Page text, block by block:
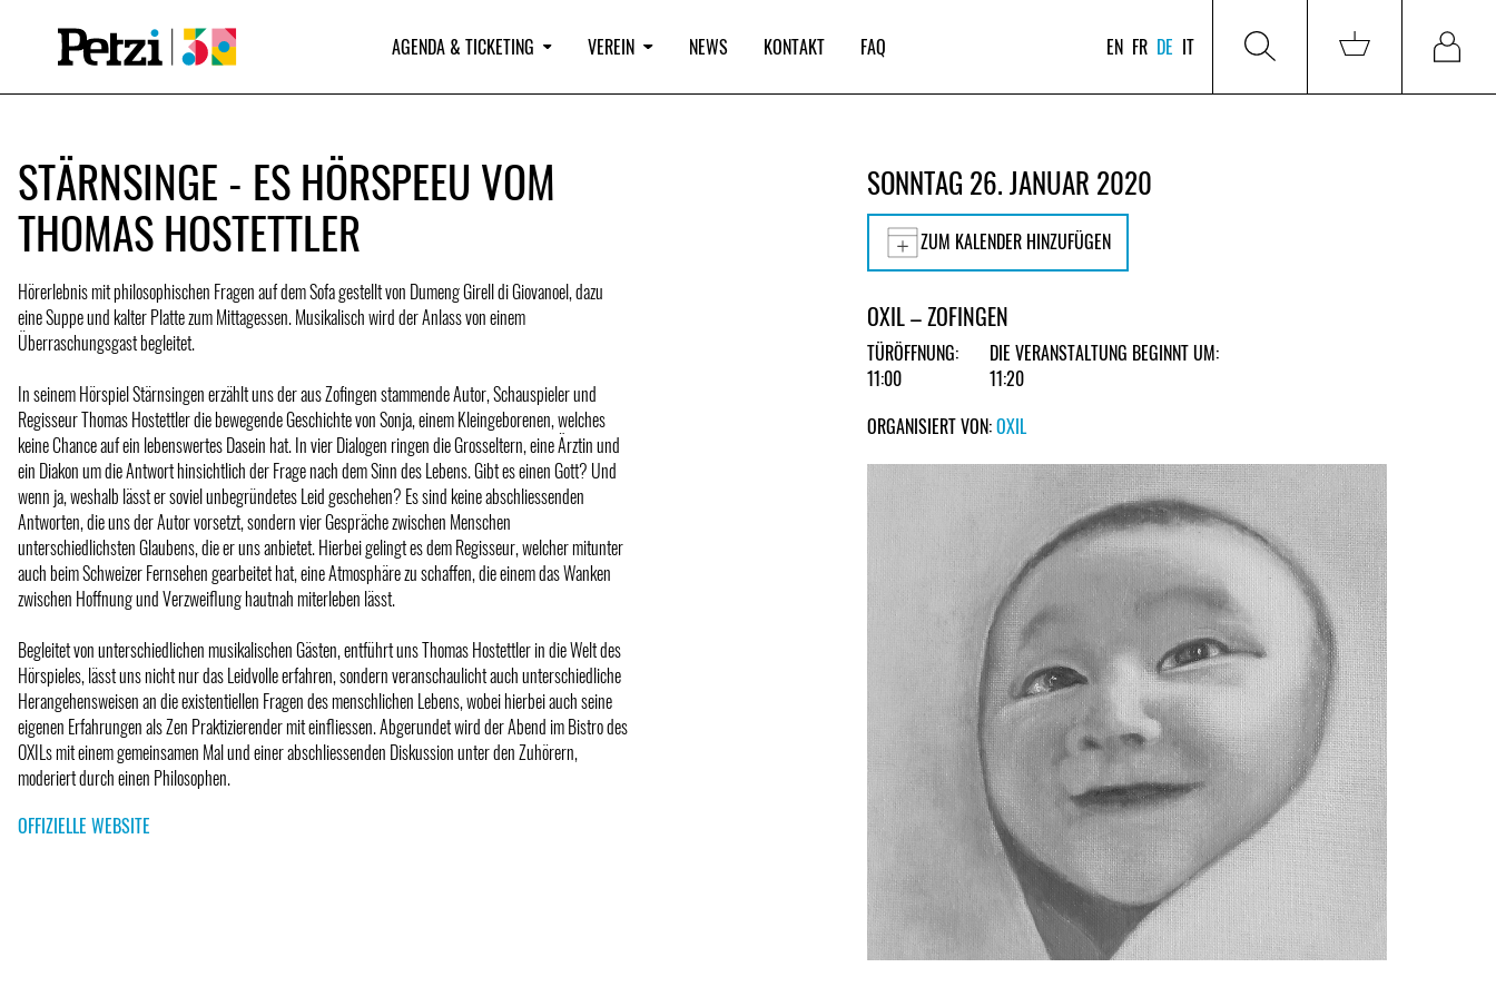
AGENDA & TICKETING VEREIN NEWS KONTAKT FAQ EN FR DE IT
STÄRNSINGE - ES HÖRSPEEU VOM
THOMAS HOSTETTLER
Hörerlebnis mit philosophischen Fragen auf dem Sofa gestellt von Dumeng Girell di Giovanoel, dazu
eine Suppe und kalter Platte zum Mittagessen. Musikalisch wird der Anlass von einem
Überraschungsgast begleitet.
In seinem Hörspiel Stärnsingen erzählt uns der aus Zofingen stammende Autor, Schauspieler und
Regisseur Thomas Hostettler die bewegende Geschichte von Sonja, einem Kleingeborenen, welches
keine Chance auf ein lebenswertes Dasein hat. In vier Dialogen ringen die Grosseltern, eine Ärztin und
ein Diakon um die Antwort hinsichtlich der Frage nach dem Sinn des Lebens. Gibt es einen Gott? Und
wenn ja, weshalb lässt er soviel unbegründetes Leid geschehen? Es sind keine abschliessenden
Antworten, die uns der Autor vorsetzt, sondern vier Gespräche zwischen Menschen
unterschiedlichsten Glaubens, die er uns anbietet. Hierbei gelingt es dem Regisseur, welcher mitunter
auch beim Schweizer Fernsehen gearbeitet hat, eine Atmosphäre zu schaffen, die einem das Wanken
zwischen Hoffnung und Verzweiflung hautnah miterleben lässt.
Begleitet von unterschiedlichen musikalischen Gästen, entführt uns Thomas Hostettler in die Welt des
Hörspieles, lässt uns nicht nur das Leidvolle erfahren, sondern veranschaulicht auch unterschiedliche
Herangehensweisen an die existentiellen Fragen des menschlichen Lebens, wobei hierbei auch seine
eigenen Erfahrungen als Zen Praktizierender mit einfliessen. Abgerundet wird der Abend im Bistro des
OXILs mit einem gemeinsamen Mal und einer abschliessenden Diskussion unter den Zuhörern,
moderiert durch einen Philosophen.
OFFIZIELLE WEBSITE
SONNTAG 26. JANUAR 2020
ZUM KALENDER HINZUFÜGEN
OXIL – ZOFINGEN
TÜRÖFFNUNG:
11:00
DIE VERANSTALTUNG BEGINNT UM:
11:20
ORGANISIERT VON:OXIL